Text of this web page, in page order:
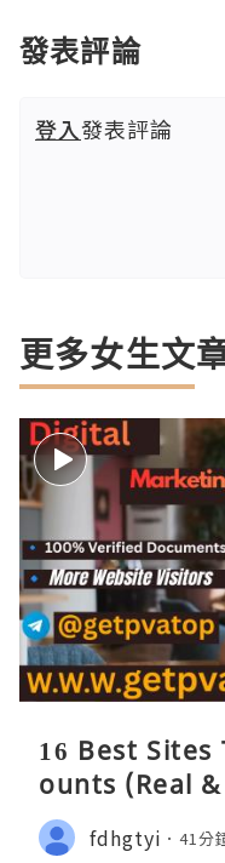
發表評論
登入發表評論
更多女生文
16 Best Sites
ounts (Real
fdhgtyi 41分